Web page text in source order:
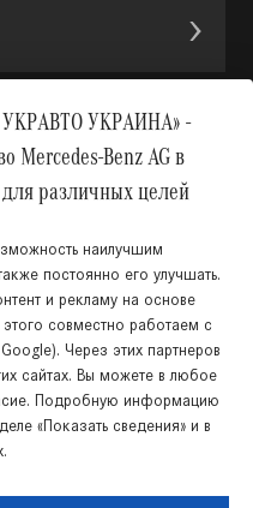
УКРАИНА» -
Mercedes-Benz AG в
различных целей
наилучшим
постоянно его улучшать.
и рекламу на основе
совместно работаем с
Через этих партнеров
сайтах. Вы можете в любое
Подробную информацию
«Показать сведения» и в
Русский
ЗВ'ЯЗКУ